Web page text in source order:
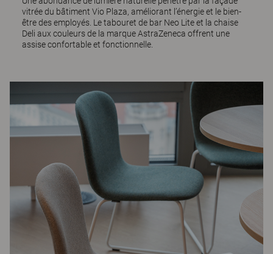
vitrée du bâtiment Vio Plaza, améliorant l’énergie et le bien-
être des employés. Le tabouret de bar Neo Liteet la chaise
Deli aux couleurs de la marque AstraZeneca offrent une
assise confortable et fonctionnelle.